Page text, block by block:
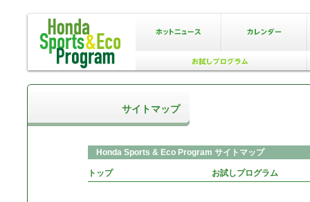
サイトマップ
Honda Sports & Eco Program サイトマップ
トップ お試しプログラム